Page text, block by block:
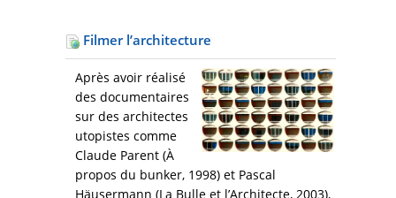
Filmer l’architecture
Après avoir réalisé
des documentaires
sur des architectes
utopistes comme
Claude Parent (À
propos du bunker, 1998) et Pascal
Häusermann (La Bulle et l’Architecte, 2003),